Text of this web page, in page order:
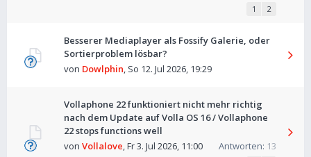
1 2
Besserer Mediaplayer als Fossify Galerie, oder
Sortierproblem lösbar?
von Dowlphin, So 12. Jul 2026, 19:29
Vollaphone 22 funktioniert nicht mehr richtig
nach dem Update auf Volla OS 16 / Vollaphone
22 stops functions well
Antworten: 13
von Vollalove,Fr 3. Jul 2026, 11:00